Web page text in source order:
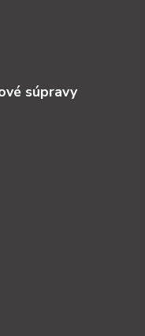
súpravy